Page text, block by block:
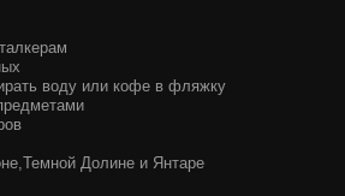
воду или кофе в фляжку
Долине и Янтаре